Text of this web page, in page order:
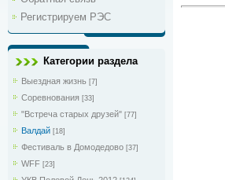
Регистрируем РЭС
Категории раздела
Выездная жизнь [7]
Соревнования [33]
"Встреча старых друзей" [77]
Валдай [18]
Фестиваль в Домодедово [37]
WFF [23]